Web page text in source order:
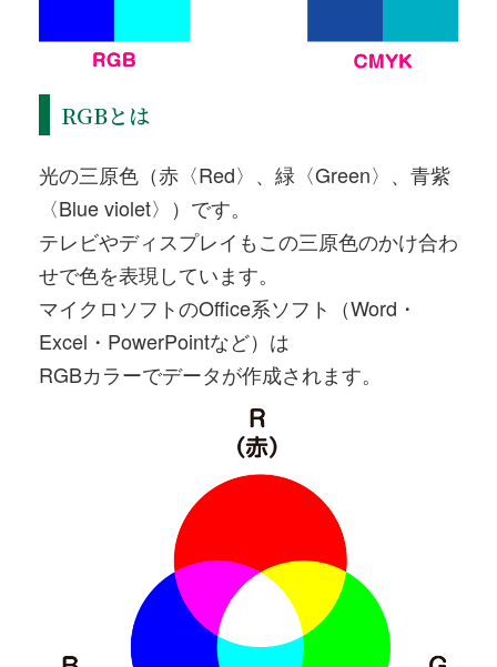
RGBとは
光の三原色（赤〈Red〉、緑〈Green〉、青紫
〈Blue violet〉）です。
テレビやディスプレイもこの三原色のかけ合わ
せで色を表現しています。
マイクロソフトのOffice系ソフト（Word・
Excel・PowerPointなど）は
RGBカラーでデータが作成されます。